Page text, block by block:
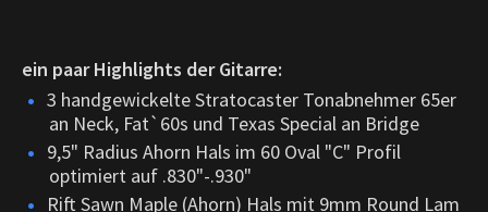
ein paar Highlights der Gitarre:
3 handgewickelte Stratocaster Tonabnehmer 65er
an Neck, Fat`60s und Texas Special an Bridge
9,5" Radius Ahorn Hals im 60 Oval "C" Profil
optimiert auf .830"-.930"
Rift Sawn Maple (Ahorn) Hals mit 9mm Round Lam